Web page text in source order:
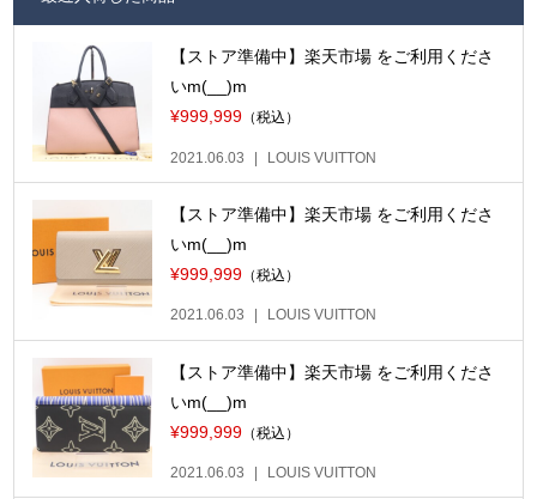
【ストア準備中】楽天市場 をご利用くださ
いm(__)m
¥999,999 （税込）
2021.06.03 LOUIS VUITTON
【ストア準備中】楽天市場 をご利用くださ
いm(__)m
¥999,999 （税込）
2021.06.03 LOUIS VUITTON
【ストア準備中】楽天市場 をご利用くださ
いm(__)m
¥999,999 （税込）
2021.06.03 LOUIS VUITTON